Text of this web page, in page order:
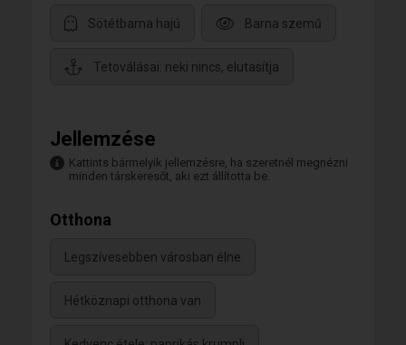
Sötétbarna hajú Barna szemű
Tetoválásai: neki nincs, elutasítja
Jellemzése
Kattints bármelyik jellemzésre, ha szeretnél megnézni
minden társkeresőt, aki ezt állította be.
Otthona
Legszívesebben városban élne
Hétköznapi otthona van